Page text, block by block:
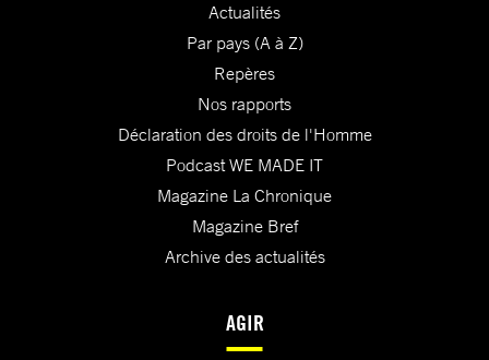
Actualités
Par pays (A à Z)
Repères
Nos rapports
Déclaration des droits de l'Homme
Podcast WE MADE IT
Magazine La Chronique
Magazine Bref
Archive des actualités
AGIR